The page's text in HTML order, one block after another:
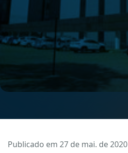
Publicado em 27 de mai. de 2020